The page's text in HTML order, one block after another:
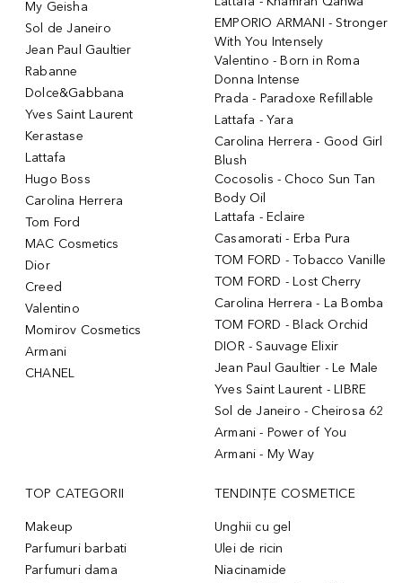
My Geisha
Sol de Janeiro
Jean Paul Gaultier
Rabanne
Dolce&Gabbana
Yves Saint Laurent
Kerastase
Lattafa
Hugo Boss
Carolina Herrera
Tom Ford
MAC Cosmetics
Dior
Creed
Valentino
Momirov Cosmetics
Armani
CHANEL
EMPORIO ARMANI - Stronger
With You Intensely
Valentino - Born in Roma
Donna Intense
Prada - Paradoxe Refillable
Lattafa - Yara
Carolina Herrera - Good Girl
Blush
Cocosolis - Choco Sun Tan
Body Oil
Lattafa - Eclaire
Casamorati - Erba Pura
TOM FORD - Tobacco Vanille
TOM FORD - Lost Cherry
Carolina Herrera - La Bomba
TOM FORD - Black Orchid
DIOR - Sauvage Elixir
Jean Paul Gaultier - Le Male
Yves Saint Laurent - LIBRE
Sol de Janeiro - Cheirosa 62
Armani - Power of You
Armani - My Way
TOP CATEGORII
Makeup
Parfumuri barbati
Parfumuri dama
TENDINȚE COSMETICE
Unghii cu gel
Ulei de ricin
Niacinamide